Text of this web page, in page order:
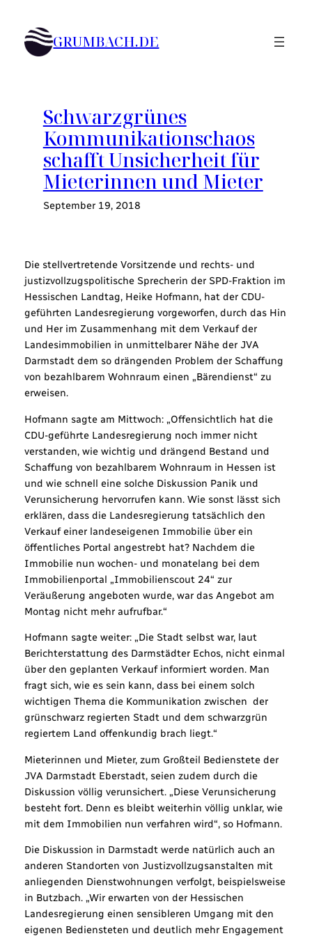
Inhalt
springen GRUMBACH.DE
Schwarzgrünes
Kommunikationschaos
schafft Unsicherheit für
Mieterinnen und Mieter
September 19, 2018
Die stellvertretende Vorsitzende und rechts- und
justizvollzugspolitische Sprecherin der SPD-Fraktion im
Hessischen Landtag, Heike Hofmann, hat der CDU-
geführten Landesregierung vorgeworfen, durch das Hin
und Her im Zusammenhang mit dem Verkauf der
Landesimmobilien in unmittelbarer Nähe der JVA
Darmstadt dem so drängenden Problem der Schaffung
von bezahlbarem Wohnraum einen „Bärendienst“ zu
erweisen.
Hofmann sagte am Mittwoch: „Offensichtlich hat die
CDU-geführte Landesregierung noch immer nicht
verstanden, wie wichtig und drängend Bestand und
Schaffung von bezahlbarem Wohnraum in Hessen ist
und wie schnell eine solche Diskussion Panik und
Verunsicherung hervorrufen kann. Wie sonst lässt sich
erklären, dass die Landesregierung tatsächlich den
Verkauf einer landeseigenen Immobilie über ein
öffentliches Portal angestrebt hat? Nachdem die
Immobilie nun wochen- und monatelang bei dem
Immobilienportal „Immobilienscout 24“ zur
Veräußerung angeboten wurde, war das Angebot am
Montag nicht mehr aufrufbar.“
Hofmann sagte weiter: „Die Stadt selbst war, laut
Berichterstattung des Darmstädter Echos, nicht einmal
über den geplanten Verkauf informiert worden. Man
fragt sich, wie es sein kann, dass bei einem solch
wichtigen Thema die Kommunikation zwischen der
grünschwarz regierten Stadt und dem schwarzgrün
regiertem Land offenkundig brach liegt.“
Mieterinnen und Mieter, zum Großteil Bedienstete der
JVA Darmstadt Eberstadt, seien zudem durch die
Diskussion völlig verunsichert. „Diese Verunsicherung
besteht fort. Denn es bleibt weiterhin völlig unklar, wie
mit dem Immobilien nun verfahren wird“, so Hofmann.
Die Diskussion in Darmstadt werde natürlich auch an
anderen Standorten von Justizvollzugsanstalten mit
anliegenden Dienstwohnungen verfolgt, beispielsweise
in Butzbach. „Wir erwarten von der Hessischen
Landesregierung einen sensibleren Umgang mit den
eigenen Bediensteten und deutlich mehr Engagement